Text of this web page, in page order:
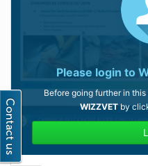
Please login to
Before going further in
WIZZVETby